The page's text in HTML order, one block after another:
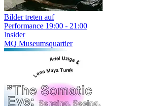
Bilder treten auf
Performance 19:00 - 21:00
Insider
MQ Museumsquartier